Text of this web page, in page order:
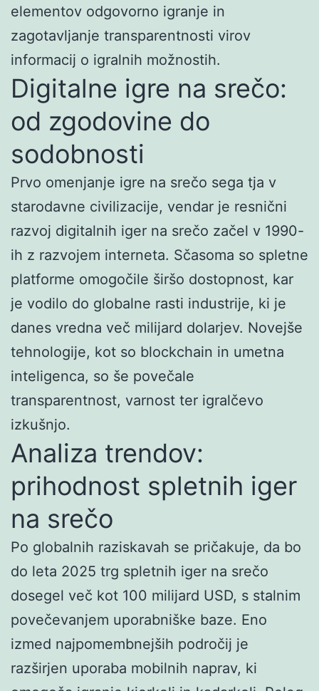
elementov odgovorno igranje in
zagotavljanje transparentnosti virov
informacij o igralnih možnostih.
Digitalne igre na srečo:
od zgodovine do
sodobnosti
Prvo omenjanje igre na srečo sega tja v
starodavne civilizacije, vendar je resnični
razvoj digitalnih iger na srečo začel v 1990-
ih z razvojem interneta. Sčasoma so spletne
platforme omogočile širšo dostopnost, kar
je vodilo do globalne rasti industrije, ki je
danes vredna več milijard dolarjev. Novejše
tehnologije, kot so blockchain in umetna
inteligenca, so še povečale
transparentnost, varnost ter igralčevo
izkušnjo.
Analiza trendov:
prihodnost spletnih iger
na srečo
Po globalnih raziskavah se pričakuje, da bo
do leta 2025 trg spletnih iger na srečo
dosegel več kot 100 milijard USD, s stalnim
povečevanjem uporabniške baze. Eno
izmed najpomembnejših področij je
razširjen uporaba mobilnih naprav, ki